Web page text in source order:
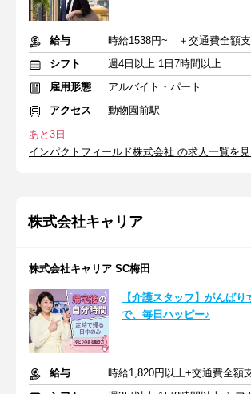
給与
時給1538円~ ＋交通費全額
シフト
週4日以上 1日7時間以上
雇用形態
アルバイト・パート
アクセス
動物園前駅
あと3日
インパクトフィールド株式会社 の求人一覧を
株式会社キャリア
株式会社キャリア SC梅田
【介護スタッフ】がんば
で、毎日ハッピー♪
給与
時給1,820円以上+交通費全額